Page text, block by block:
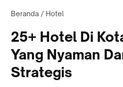
Beranda / Hotel
25+ Hotel Di
Yang Nyaman
Strategis